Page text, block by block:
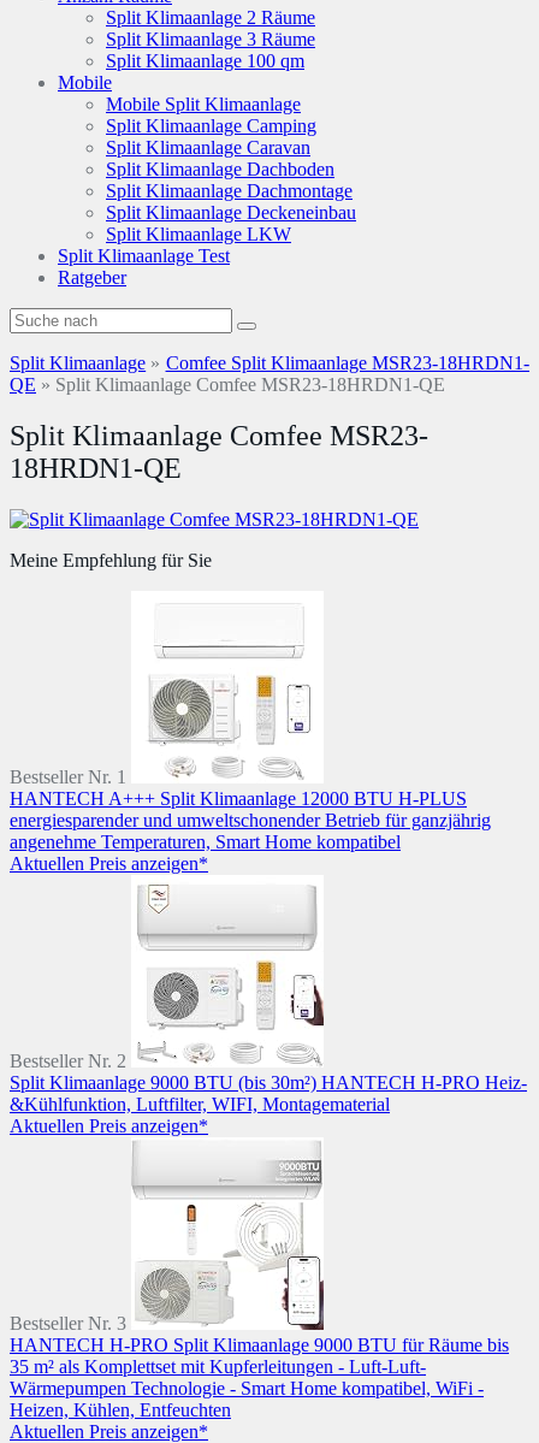
Split Klimaanlage 2 Räume
Split Klimaanlage 3 Räume
Split Klimaanlage 100 qm
Mobile
Mobile Split Klimaanlage
Split Klimaanlage Camping
Split Klimaanlage Caravan
Split Klimaanlage Dachboden
Split Klimaanlage Dachmontage
Split Klimaanlage Deckeneinbau
Split Klimaanlage LKW
Split Klimaanlage Test
Ratgeber
Split Klimaanlage » Comfee Split Klimaanlage MSR23-18HRDN1-
QE » Split Klimaanlage Comfee MSR23-18HRDN1-QE
Split Klimaanlage Comfee MSR23-
18HRDN1-QE
Meine Empfehlung für Sie
Bestseller Nr. 1
HANTECH A+++ Split Klimaanlage 12000 BTU H-PLUS
energiesparender und umweltschonender Betrieb für ganzjährig
angenehme Temperaturen, Smart Home kompatibel
Aktuellen Preis anzeigen*
Bestseller Nr. 2
Split Klimaanlage 9000 BTU (bis 30m²) HANTECH H-PRO Heiz-
&Kühlfunktion, Luftfilter, WIFI, Montagematerial
Aktuellen Preis anzeigen*
Bestseller Nr. 3
HANTECH H-PRO Split Klimaanlage 9000 BTU für Räume bis
35 m² als Komplettset mit Kupferleitungen - Luft-Luft-
Wärmepumpen Technologie - Smart Home kompatibel, WiFi -
Heizen, Kühlen, Entfeuchten
Aktuellen Preis anzeigen*